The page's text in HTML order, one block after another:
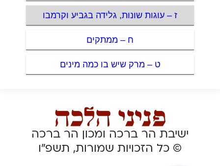
ז – עוגות שונות, גלידה בגביע וקרמבו
ח – ממתקים
ט – מרק שיש בו כמה מינים
ישיבת הר ברכה ומכון הר ברכה
© כל הזכויות שמורות, תשפ”ו